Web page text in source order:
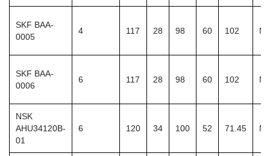
SKF BAA-
0005
4 117 28 98 60 102
SKF BAA-
0006
6 117 28 98 60 102
NSK
AHU34120B-
01
6 120 34 100 52 71.45